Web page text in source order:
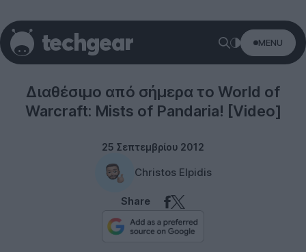
MENU
Διαθέσιμο από σήμερα το World of
Warcraft: Mists of Pandaria! [Video]
25 Σεπτεμβρίου 2012
Christos Elpidis
Share